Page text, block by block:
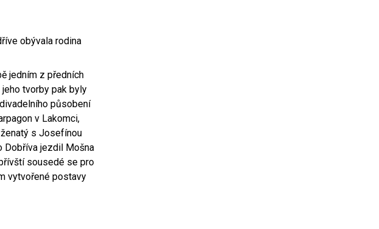
obývala rodina
jedním z předních
tvorby pak byly
působení
v Lakomci,
s Josefínou
Dobříva jezdil Mošna
sousedé se pro
vytvořené postavy